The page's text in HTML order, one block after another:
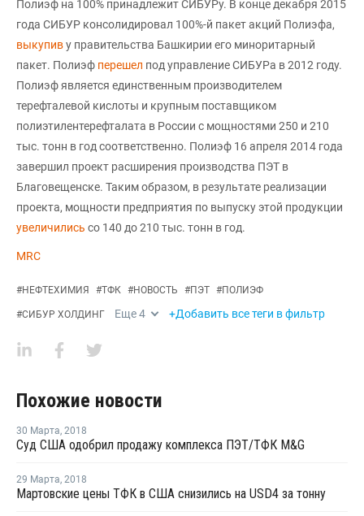
Полиэф на 100% принадлежит СИБУРу. В конце декабря 2015
года СИБУР консолидировал 100%-й пакет акций Полиэфа,
выкупиву правительства Башкирии его миноритарный
пакет. Полиэф перешел под управление СИБУРа в 2012 году.
Полиэф является единственным производителем
терефталевой кислоты и крупным поставщиком
полиэтилентерефталата в России с мощностями 250 и 210
тыс. тонн в год соответственно. Полиэф 16 апреля 2014 года
завершил проект расширения производства ПЭТ в
Благовещенске. Таким образом, в результате реализации
проекта, мощности предприятия по выпуску этой продукции
увеличились со 140 до 210 тыс. тонн в год.
MRC
#НЕФТЕХИМИЯ #ТФК #НОВОСТЬ #ПЭТ #ПОЛИЭФ
#СИБУР ХОЛДИНГ Еще4 +Добавить все теги в фильтр
Похожие новости
30 Марта, 2018
Суд США одобрил продажу комплекса ПЭТ/ТФК M&G
29 Марта, 2018
Мартовские цены ТФК в США снизились на USD4 за тонну